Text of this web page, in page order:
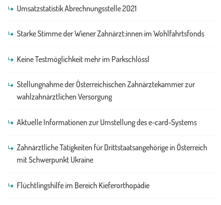
Umsatzstatistik Abrechnungsstelle 2021
Starke Stimme der Wiener Zahnärzt:innen im Wohlfahrtsfonds
Keine Testmöglichkeit mehr im Parkschlössl
Stellungnahme der Österreichischen Zahnärztekammer zur
wahlzahnärztlichen Versorgung
Aktuelle Informationen zur Umstellung des e-card-Systems
Zahnärztliche Tätigkeiten für Drittstaatsangehörige in Österreich
mit Schwerpunkt Ukraine
Flüchtlingshilfe im Bereich Kieferorthopädie